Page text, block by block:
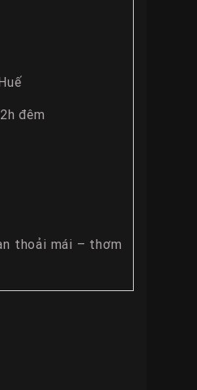
đêm
thoải mái – thơm